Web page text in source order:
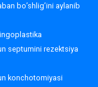
bo’shlig’ini aylanib
septumini rezektsiya
konchotomiyasi